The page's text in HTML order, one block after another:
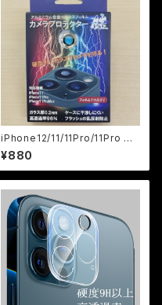
iPhone12/11/11Pro/11Pro Ma
x用ｶﾒﾗﾌﾟﾛﾃｸﾀｰ鎧 ｺﾞｰﾙﾄﾞ
¥880